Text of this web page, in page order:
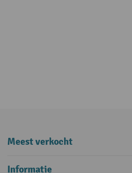
Meest verkocht
Informatie